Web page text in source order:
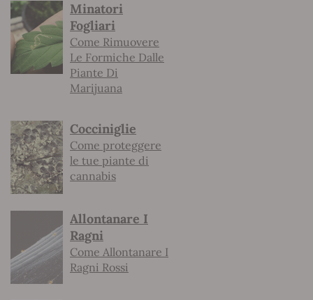
Minatori
Fogliari
Come Rimuovere
Le Formiche Dalle
Piante Di
Marijuana
Cocciniglie
Come proteggere
le tue piante di
cannabis
Allontanare I
Ragni
Come Allontanare I
Ragni Rossi